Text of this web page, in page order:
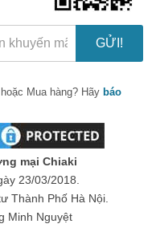
GỬI!
hoặc Mua hàng? Hãy báo
mại Chiaki
23/03/2018.
Thành Phố Hà Nội.
Minh Nguyệt